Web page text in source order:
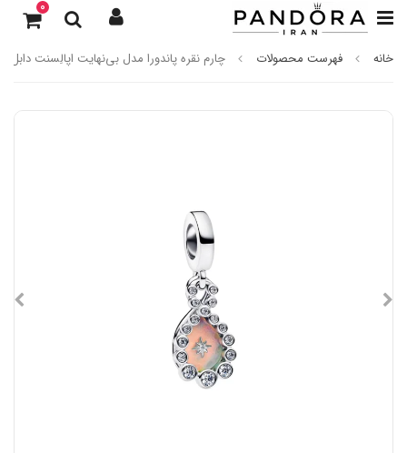
0
خانه فهرست محصولات چارم نقره پاندورا مدل بی‌نهایت اپالِسنت دابل